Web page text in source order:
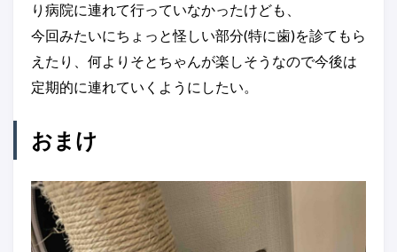
り病院に連れて行っていなかったけども、
今回みたいにちょっと怪しい部分(特に歯)を診てもら
えたり、何よりそとちゃんが楽しそうなので今後は
定期的に連れていくようにしたい。
おまけ